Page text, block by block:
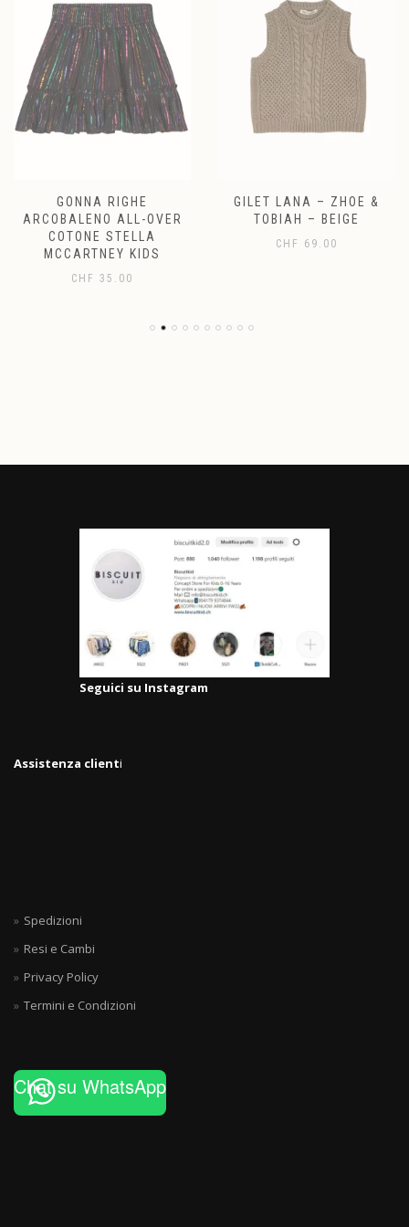
GONNA RIGHE
ARCOBALENO ALL-OVER
COTONE STELLA
MCCARTNEY KIDS
CHF 35.00
GILET LANA – ZHOE &
TOBIAH – BEIGE
CHF 69.00
Seguici su Instagram
Assistenza clienti
Spedizioni
Resi e Cambi
Privacy Policy
Termini e Condizioni
Chat su WhatsApp